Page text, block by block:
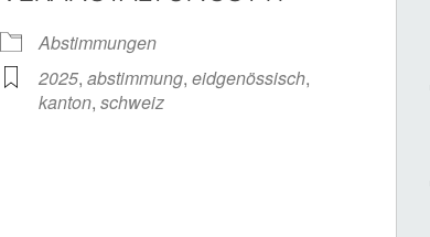
Abstimmungen
2025, abstimmung, eidgenössisch,
kanton, schweiz